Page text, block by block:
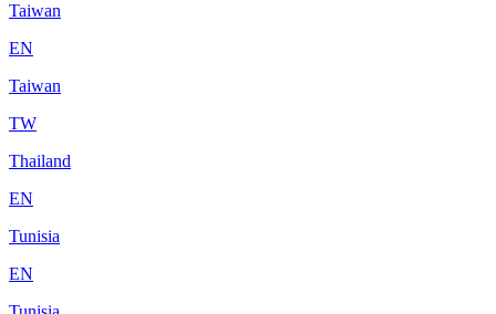
Taiwan
EN
Taiwan
TW
Thailand
EN
Tunisia
EN